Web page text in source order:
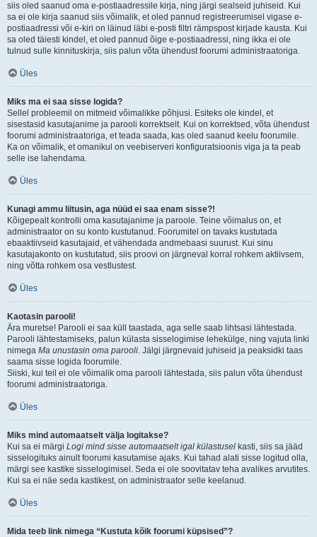
siis oled saanud oma e-postiaadressile kirja, ning järgi sealseid juhiseid. Kui
sa ei ole kirja saanud siis võimalik, et oled pannud registreerumisel vigase e-
postiaadressi või e-kiri on läinud läbi e-posti filtri rämpspost kirjade kausta. Kui
sa oled täiesti kindel, et oled pannud õige e-postiaadressi, ning ikka ei ole
tulnud sulle kinnituskirja, siis palun võta ühendust foorumi administraatoriga.
Üles
Miks ma ei saa sisse logida?
Sellel probleemil on mitmeid võimalikke põhjusi. Esiteks ole kindel, et
sisestasid kasutajanime ja parooli korrektselt. Kui on korrektsed, võta ühendust
foorumi administraatoriga, et teada saada, kas oled saanud keelu foorumile.
Ka on võimalik, et omanikul on veebiserveri konfiguratsioonis viga ja ta peab
selle ise lahendama.
Üles
Kunagi ammu liitusin, aga nüüd ei saa enam sisse?!
Kõigepealt kontrolli oma kasutajanime ja paroole. Teine võimalus on, et
administraator on su konto kustutanud. Foorumitel on tavaks kustutada
ebaaktiivseid kasutajaid, et vähendada andmebaasi suurust. Kui sinu
kasutajakonto on kustutatud, siis proovi on järgneval korral rohkem aktiivsem,
ning võtta rohkem osa vestlustest.
Üles
Kaotasin parooli!
Ära muretse! Parooli ei saa küll taastada, aga selle saab lihtsasi lähtestada.
Parooli lähtestamiseks, palun külasta sisselogimise lehekülge, ning vajuta linki
nimega Ma unustasin oma parooli. Jälgi järgnevaid juhiseid ja peaksidki taas
saama sisse logida foorumile.
Siiski, kui teil ei ole võimalik oma parooli lähtestada, siis palun võta ühendust
foorumi administraatoriga.
Üles
Miks mind automaatselt välja logitakse?
Kui sa ei märgi Logi mind sisse automaatselt igal külastusel kasti, siis sa jääd
sisselogituks ainult foorumi kasutamise ajaks. Kui tahad alati sisse logitud olla,
märgi see kastike sisselogimisel. Seda ei ole soovitatav teha avalikes arvutites.
Kui sa ei näe seda kastikest, on administraator selle keelanud.
Üles
Mida teeb link nimega “Kustuta kõik foorumi küpsised”?